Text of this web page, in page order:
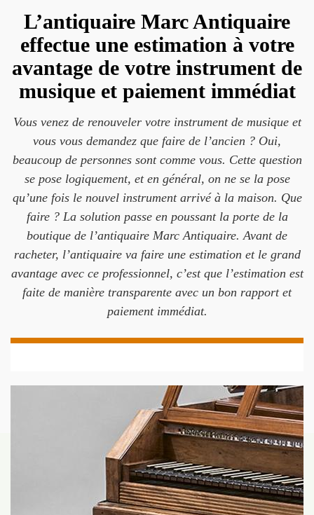
L’antiquaire Marc Antiquaire
effectue une estimation à votre
avantage de votre instrument de
musique et paiement immédiat
Vous venez de renouveler votre instrument de musique et
vous vous demandez que faire de l’ancien ? Oui,
beaucoup de personnes sont comme vous. Cette question
se pose logiquement, et en général, on ne se la pose
qu’une fois le nouvel instrument arrivé à la maison. Que
faire ? La solution passe en poussant la porte de la
boutique de l’antiquaire Marc Antiquaire. Avant de
racheter, l’antiquaire va faire une estimation et le grand
avantage avec ce professionnel, c’est que l’estimation est
faite de manière transparente avec un bon rapport et
paiement immédiat.